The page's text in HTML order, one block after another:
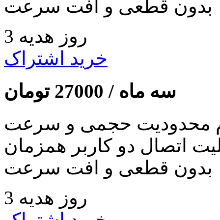
بدون قطعی و افت سرعت
3 روز هدیه
خرید اشتراک
سه ماه / 27000 تومان
محدودیت حجمی و سرعت
اتصال دو کاربر همزمان
بدون قطعی و افت سرعت
3 روز هدیه